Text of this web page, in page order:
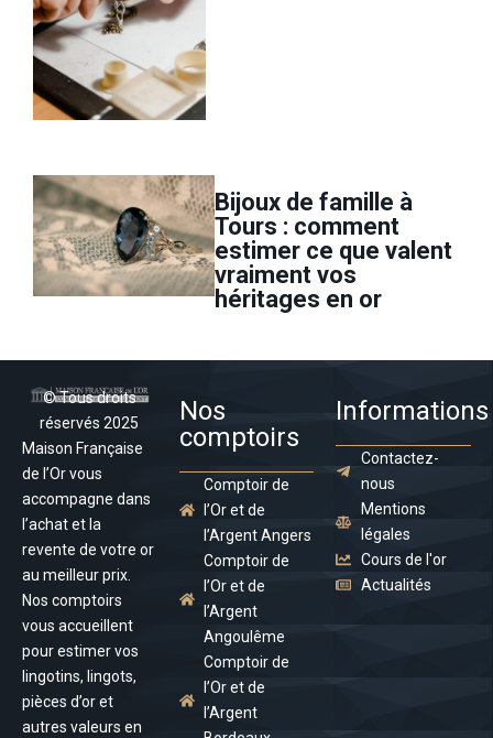
Bijoux de famille à
Tours : comment
estimer ce que valent
vraiment vos
héritages en or
© Tous droits
réservés 2025
Maison Française
de l’Or vous
accompagne dans
l’achat et la
revente de votre or
au meilleur prix.
Nos comptoirs
vous accueillent
pour estimer vos
lingotins, lingots,
pièces d’or et
autres valeurs en
Nos
comptoirs
Comptoir de
l’Or et de
l’Argent Angers
Comptoir de
l’Or et de
l’Argent
Angoulême
Comptoir de
l’Or et de
l’Argent
Informations
Contactez-
nous
Mentions
légales
Cours de l'or
Actualités